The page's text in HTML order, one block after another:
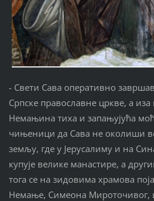
- Свети Сава оперативно
Српске православне цркве, а иза
Немањина тиха и запањујућа
чињеници да Сава не околиши
земљу, где у Јерусалиму и на
купује велике манастире, а
тога се на зидовима храмова
Немање, Симеона Мироточивог,